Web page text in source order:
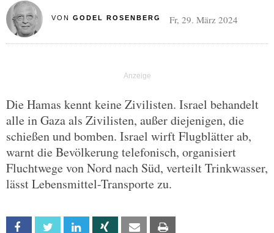
VON GODEL ROSENBERG Fr, 29. März 2024
Die Hamas kennt keine Zivilisten. Israel behandelt
alle in Gaza als Zivilisten, außer diejenigen, die
schießen und bomben. Israel wirft Flugblätter ab,
warnt die Bevölkerung telefonisch, organisiert
Fluchtwege von Nord nach Süd, verteilt Trinkwasser,
lässt Lebensmittel-Transporte zu.
Facebook Twitter Linkedin Xing Email